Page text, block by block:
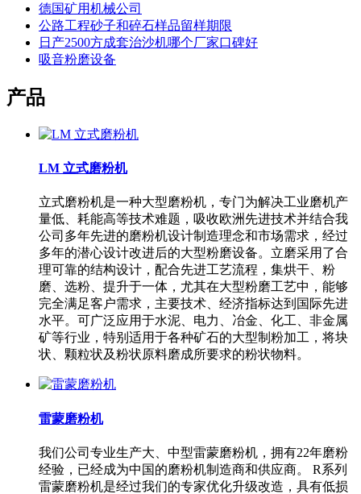
德国矿用机械公司
公路工程砂子和碎石样品留样期限
日产2500方成套治沙机哪个厂家口碑好
吸音粉磨设备
产品
LM 立式磨粉机
立式磨粉机是一种大型磨粉机，专门为解决工业磨机产
量低、耗能高等技术难题，吸收欧洲先进技术并结合我
公司多年先进的磨粉机设计制造理念和市场需求，经过
多年的潜心设计改进后的大型粉磨设备。立磨采用了合
理可靠的结构设计，配合先进工艺流程，集烘干、粉
磨、选粉、提升于一体，尤其在大型粉磨工艺中，能够
完全满足客户需求，主要技术、经济指标达到国际先进
水平。可广泛应用于水泥、电力、冶金、化工、非金属
矿等行业，特别适用于各种矿石的大型制粉加工，将块
状、颗粒状及粉状原料磨成所要求的粉状物料。
雷蒙磨粉机
我们公司专业生产大、中型雷蒙磨粉机，拥有22年磨粉
经验，已经成为中国的磨粉机制造商和供应商。 R系列
雷蒙磨粉机是经过我们的专家优化升级改造，具有低损